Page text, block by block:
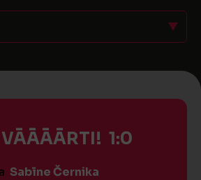
VĀĀĀĀRTI! 1:0
Sabīne Černika